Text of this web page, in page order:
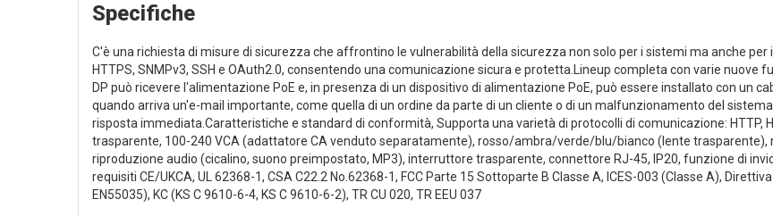
Specifiche
C'è una richiesta di misure di sicurezza che affrontino le vulnerabilità della sicurezza non solo per i sistemi ma anche per
HTTPS, SNMPv3, SSH e OAuth2.0, consentendo una comunicazione sicura e protetta.Lineup completa con varie nuove
DP può ricevere l'alimentazione PoE e, in presenza di un dispositivo di alimentazione PoE, può essere installato con un
quando arriva un'e-mail importante, come quella di un ordine da parte di un cliente o di un malfunzionamento del
risposta immediata.Caratteristiche e standard di conformità, Supporta una varietà di protocolli di comunicazione: HTTP,
trasparente, 100-240 VCA (adattatore CA venduto separatamente), rosso/ambra/verde/blu/bianco (lente
riproduzione audio (cicalino, suono preimpostato, MP3), interruttore trasparente, connettore RJ-45, IP20, funzione di
requisiti CE/UKCA, UL 62368-1, CSA C22.2 No.62368-1, FCC Parte 15 Sottoparte B Classe A, ICES-003 (Classe A),
EN55035), KC (KS C 9610-6-4, KS C 9610-6-2), TR CU 020, TR EEU 037